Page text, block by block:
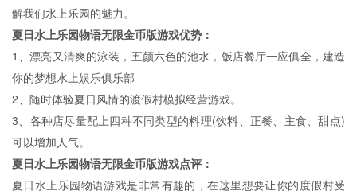
解我们水上乐园的魅力。
夏日水上乐园物语无限金币版游戏优势：
1、漂亮又清爽的泳装，五颜六色的池水，饭店餐厅一应俱全，建造
你的梦想水上娱乐俱乐部
2、随时体验夏日风情的渡假村模拟经营游戏。
3、各种店尽量配上四种不同类型的料理(饮料、正餐、主食、甜点)
可以增加人气。
夏日水上乐园物语无限金币版游戏点评：
夏日水上乐园物语游戏是非常有趣的，在这里想要让你的度假村受